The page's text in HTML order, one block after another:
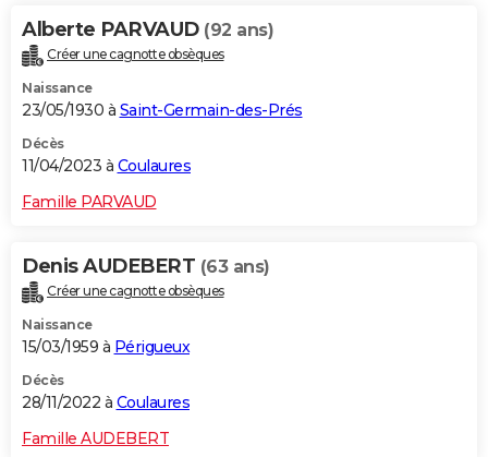
Alberte PARVAUD (92 ans)
Créer une cagnotte obsèques
Naissance
23/05/1930 à Saint-Germain-des-Prés
Décès
11/04/2023 à Coulaures
Famille PARVAUD
Denis AUDEBERT (63 ans)
Créer une cagnotte obsèques
Naissance
15/03/1959 à Périgueux
Décès
28/11/2022 à Coulaures
Famille AUDEBERT